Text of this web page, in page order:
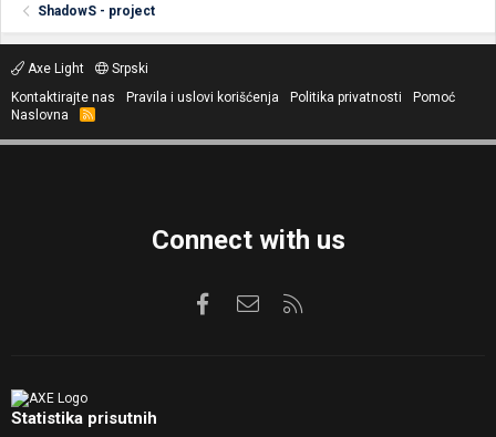
ShadowS - project
Axe Light
Srpski
Kontaktirajte nas
Pravila i uslovi korišćenja Politika privatnosti
Pomoć
Naslovna
R
S
Connect with us
FacebookKontaktirajte nas
Statistika prisutnih